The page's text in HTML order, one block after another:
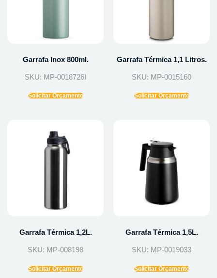
Garrafa Inox 800ml.
SKU: MP-0018726I
Solicitar Orçamento
Garrafa Térmica 1,1 Litros.
SKU: MP-0015160
Solicitar Orçamento
Garrafa Térmica 1,2L.
SKU: MP-008198
Solicitar Orçamento
Garrafa Térmica 1,5L.
SKU: MP-0019033
Solicitar Orçamento